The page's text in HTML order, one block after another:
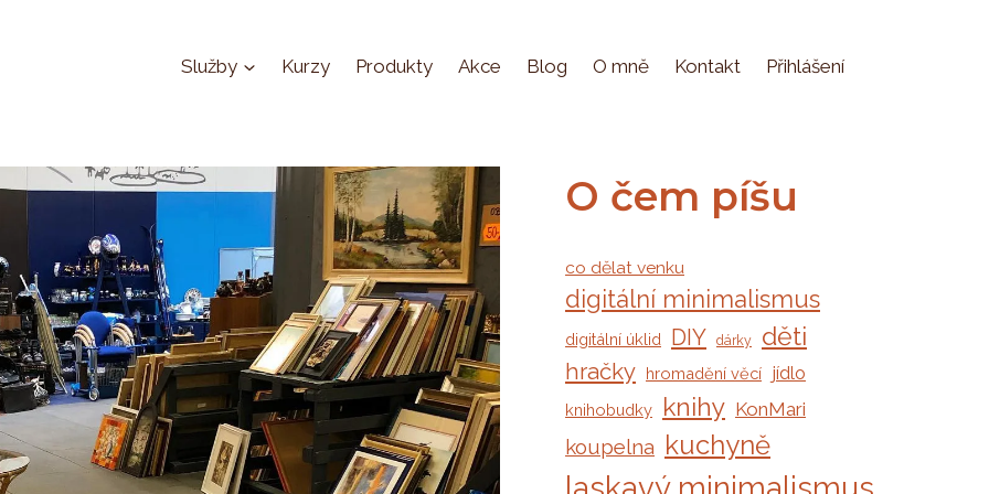
Služby Kurzy Produkty Akce Blog O mně Kontakt Přihlášení
O čem píšu
co dělat venku
digitální minimalismus
digitální úklid DIY dárky děti
hračky hromadění věcí jídlo
knihobudky knihy KonMari
koupelna kuchyně